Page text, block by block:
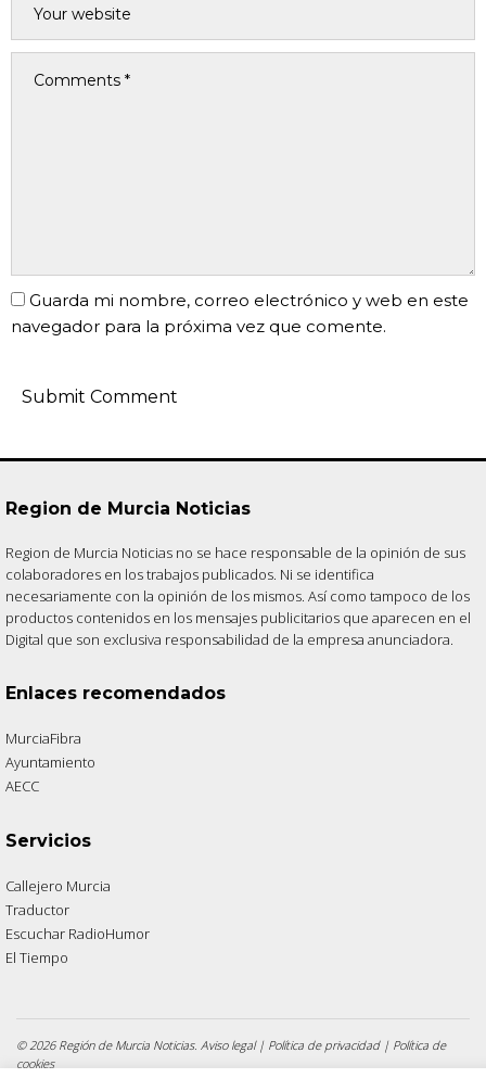
Guarda mi nombre, correo electrónico y web en este
navegador para la próxima vez que comente.
Region de Murcia Noticias
Region de Murcia Noticias no se hace responsable de la opinión de sus
colaboradores en los trabajos publicados. Ni se identifica
necesariamente con la opinión de los mismos. Así como tampoco de los
productos contenidos en los mensajes publicitarios que aparecen en el
Digital que son exclusiva responsabilidad de la empresa anunciadora.
Enlaces recomendados
MurciaFibra
Ayuntamiento
AECC
Servicios
Callejero Murcia
Traductor
Escuchar RadioHumor
El Tiempo
© 2026 Región de Murcia Noticias. Aviso legal| Política de privacidad| Política de
cookies